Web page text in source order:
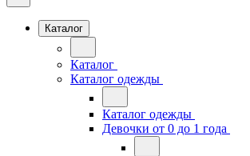
Каталог
Каталог
Каталог одежды
Каталог одежды
Девочки от 0 до 1 года